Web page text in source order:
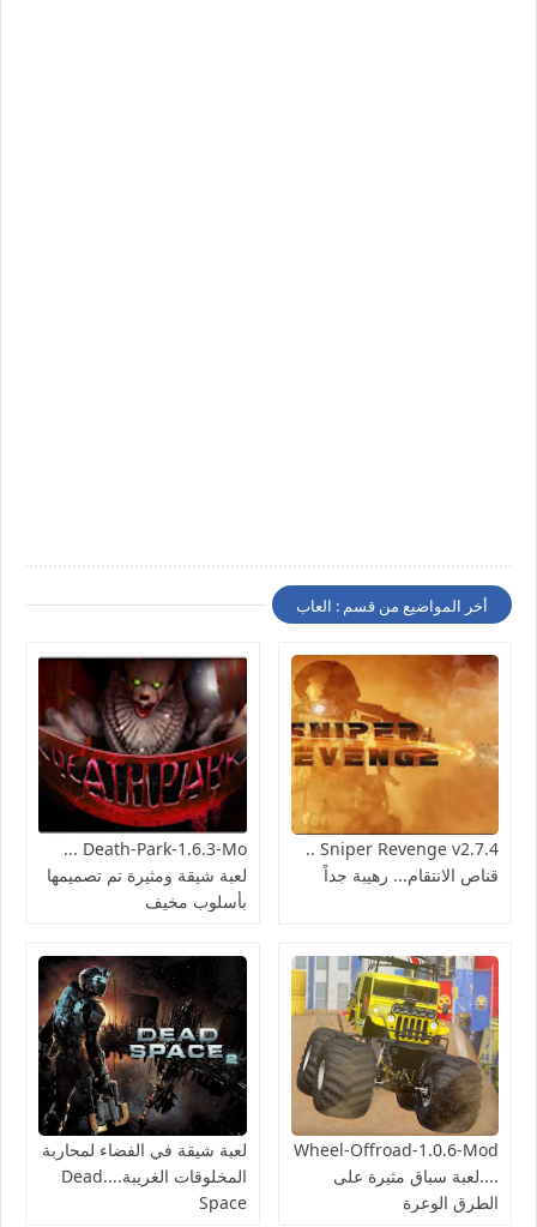
أخر المواضيع من قسم : العاب
Sniper Revenge v2.7.4 ..
قناص الانتقام... رهيبة جداً
Death-Park-1.6.3-Mo ...
لعبة شيقة ومثيرة تم تصميمها
بأسلوب مخيف
Wheel-Offroad-1.0.6-Mod
....لعبة سباق مثيرة على
الطرق الوعرة
لعبة شيقة في الفضاء لمحاربة
المخلوقات الغريبة....Dead
Space